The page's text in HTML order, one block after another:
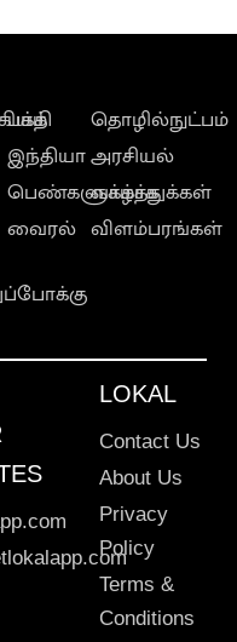
பக்தி
இந்தியா
பெண்களுக்காக
வைரல்
தொழில்நுட்பம்
அரசியல்
வாழ்த்துக்கள்
விளம்பரங்கள்
LOKAL
Contact Us
About Us
Privacy
Policy
Terms &
Conditions